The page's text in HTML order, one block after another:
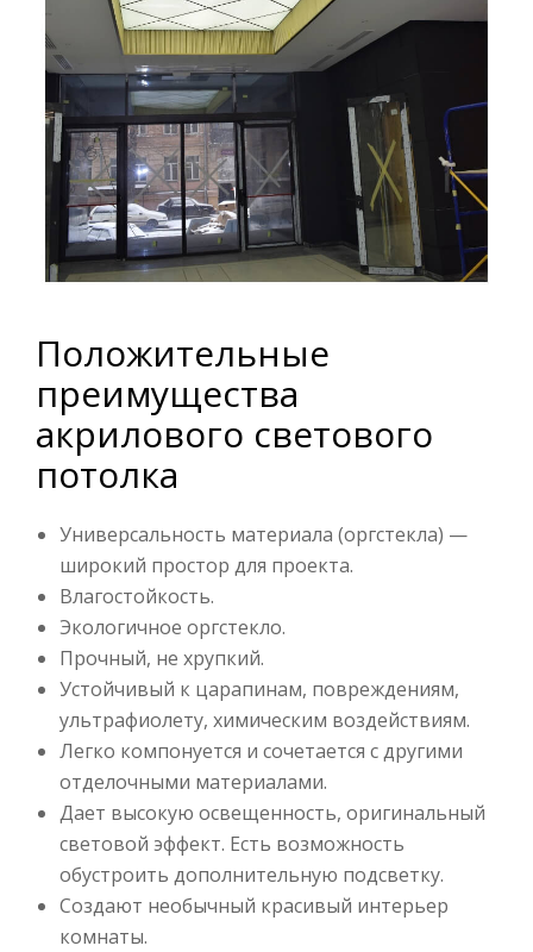
Положительные
преимущества
акрилового светового
потолка
Универсальность материала (оргстекла) —
широкий простор для проекта.
Влагостойкость.
Экологичное оргстекло.
Прочный, не хрупкий.
Устойчивый к царапинам, повреждениям,
ультрафиолету, химическим воздействиям.
Легко компонуется и сочетается с другими
отделочными материалами.
Дает высокую освещенность, оригинальный
световой эффект. Есть возможность
обустроить дополнительную подсветку.
Создают необычный красивый интерьер
комнаты.